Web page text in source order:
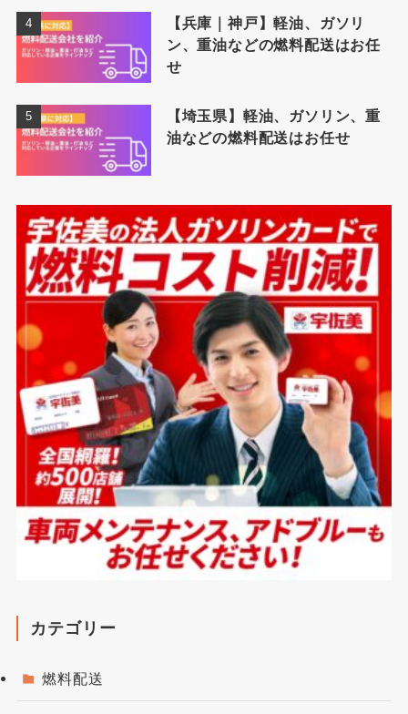
【兵庫｜神戸】軽油、ガソリ
ン、重油などの燃料配送はお任
せ
【埼玉県】軽油、ガソリン、重
油などの燃料配送はお任せ
カテゴリー
燃料配送